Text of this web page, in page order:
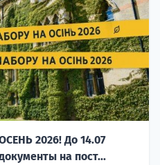
2026! До 14.07
на пост...